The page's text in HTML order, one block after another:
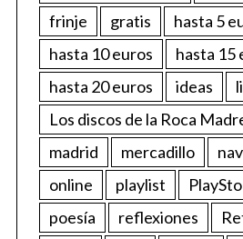
frinje
gratis
hasta 5
hasta 10 euros
hasta 15
hasta 20 euros
ideas
Los discos de la Roca
madrid
mercadillo
online
playlist
poesía
reflexiones